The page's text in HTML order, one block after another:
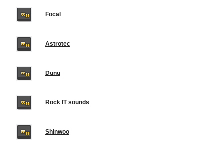
Focal
Astrotec
Dunu
Rock IT sounds
Shinwoo